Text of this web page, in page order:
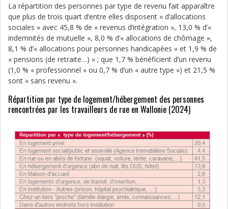
La répartition des personnes par type de revenu fait apparaître
que plus de trois quart d’entre elles disposent « d’allocations
sociales » avec 45,8 % de « revenus d’intégration », 13,0 % d’«
indemnités de mutuelle », 8,0 % d’« allocations de chômage »,
8,1 % d’« allocations pour personnes handicapées » et 1,9 % de
« pensions (de retraite…) » ; que 1,7 % bénéficient d’un revenu
(1,0 % « professionnel » ou 0,7 % d’un « autre type ») et 21,5 %
sont « sans revenu ».
Répartition par type de logement/hébergement des personnes
rencontrées par les travailleurs de rue en Wallonie (2024)